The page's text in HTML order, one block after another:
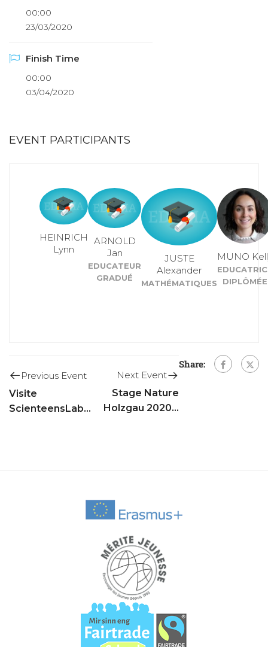
00:00
23/03/2020
Finish Time
00:00
03/04/2020
EVENT PARTICIPANTS
HEINRICH
Lynn
ARNOLD
Jan
EDUCATEUR
GRADUÉ
JUSTE
Alexander
MATHÉMATIQUES
MUNO
DIPLÔMÉE
Share:
Previous Event
Visite
ScienteensLab
Next Event
Stage Nature
Holzgau 2020 –